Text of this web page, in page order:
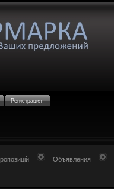
Регистрация
Объявления